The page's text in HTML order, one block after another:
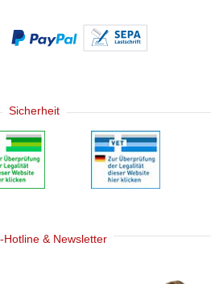
Sicherheit
Hotline & Newsletter